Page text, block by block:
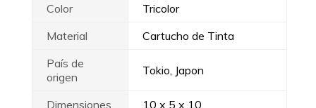
Color
Tricolor
Material
Cartucho de Tinta
País de
origen
Tokio, Japon
Dimensiones
10 x 5 x 10